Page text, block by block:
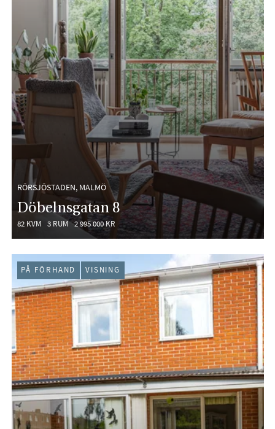
RÖRSJÖSTADEN, MALMÖ
Döbelnsgatan 8
82 KVM 3 RUM 2 995 000 KR
PÅ FÖRHAND VISNING